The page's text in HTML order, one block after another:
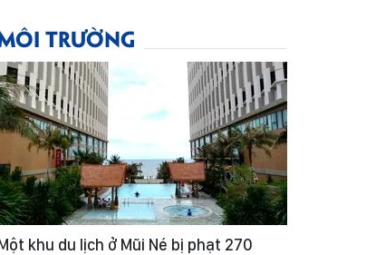
TRƯỜNG
khu du lịch ở Mũi Né bị phạt 270